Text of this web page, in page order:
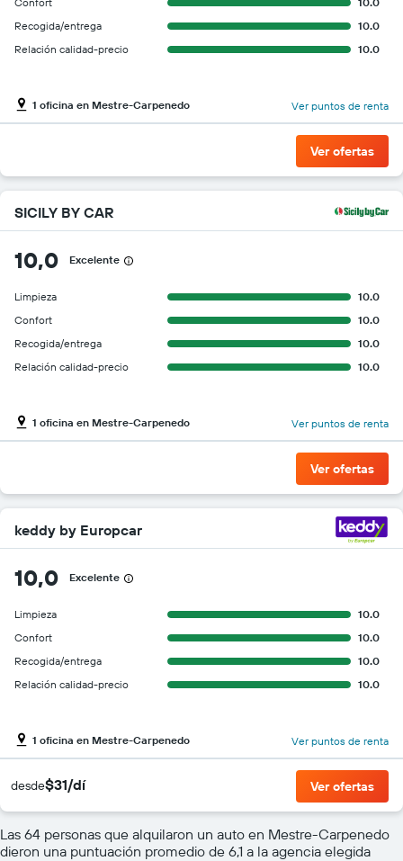
Recogida/entrega
10.0
Relación calidad-precio
10.0
1 oficina en Mestre-Carpenedo Ver puntos de renta
Ver ofertas
SICILY BY CAR
10,0 Excelente
Limpieza
10.0
Confort
10.0
Recogida/entrega
10.0
Relación calidad-precio
10.0
1 oficina en Mestre-Carpenedo Ver puntos de renta
Ver ofertas
keddy by Europcar
10,0 Excelente
Limpieza
10.0
Confort
10.0
Recogida/entrega
10.0
Relación calidad-precio
10.0
1 oficina en Mestre-Carpenedo Ver puntos de renta
desde$31/dí Ver ofertas
Las 64 personas que alquilaron un auto en Mestre-Carpenedo
dieron una puntuación promedio de 6,1 a la agencia elegida